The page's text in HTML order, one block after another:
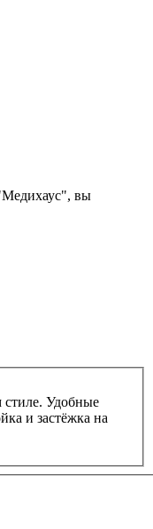
вы
Удобные
и застёжка на